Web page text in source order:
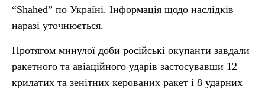
“Shahed” по Україні. Інформація щодо наслідків
наразі уточнюється.
Протягом минулої доби російські окупанти завдали
ракетного та авіаційного ударів застосувавши 12
крилатих та зенітних керованих ракет і 8 ударних